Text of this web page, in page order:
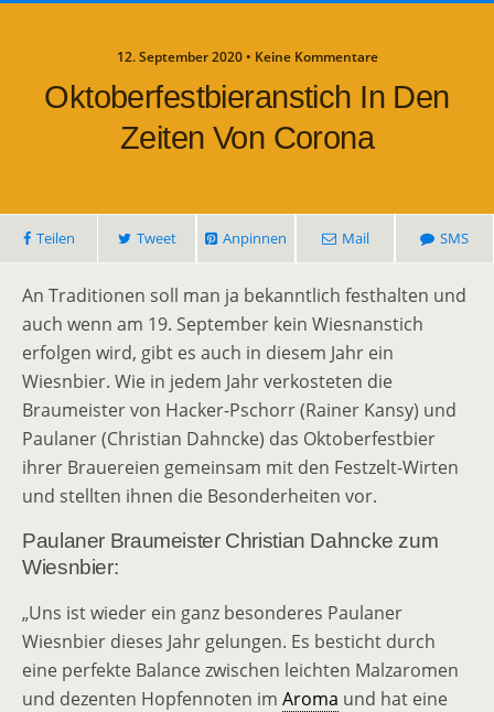
12. September 2020 • Keine Kommentare
Oktoberfestbieranstich In Den
Zeiten Von Corona
Teilen Tweet Anpinnen Mail SMS
An Traditionen soll man ja bekanntlich festhalten und
auch wenn am 19. September kein Wiesnanstich
erfolgen wird, gibt es auch in diesem Jahr ein
Wiesnbier. Wie in jedem Jahr verkosteten die
Braumeister von Hacker-Pschorr (Rainer Kansy) und
Paulaner (Christian Dahncke) das Oktoberfestbier
ihrer Brauereien gemeinsam mit den Festzelt-Wirten
und stellten ihnen die Besonderheiten vor.
Paulaner Braumeister Christian Dahncke zum
Wiesnbier:
„Uns ist wieder ein ganz besonderes Paulaner
Wiesnbier dieses Jahr gelungen. Es besticht durch
eine perfekte Balance zwischen leichten Malzaromen
und dezenten Hopfennoten im Aroma und hat eine